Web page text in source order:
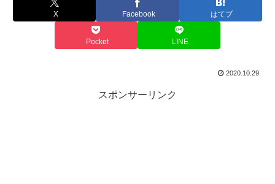
X Facebook はてブ
Pocket LINE
2020.10.29
スポンサーリンク